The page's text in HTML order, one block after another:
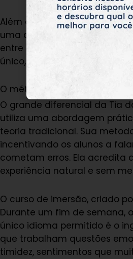
Além do sucesso com o
uma audiência fiel no
entre os brasileiros que
único, que combina
O método de ensino da Tia do
O grande diferencial da Tia
utiliza uma abordagem
teoria tradicional. Sua
incentivando os alunos a
cometam erros. Ela acredita
experiência natural e sem
O curso de imersão, criado
Durante um fim de semana,
único idioma permitido é o
que trabalham questões
timidez, sentimentos que